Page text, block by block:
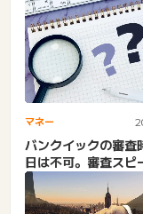
マネー
バンクイックの審査
日は不可。審査スピ
安は長い？短縮・早
コ...